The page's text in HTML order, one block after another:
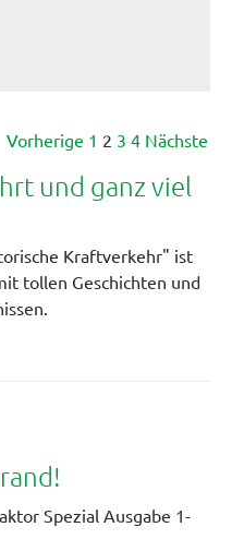
Vorherige 1 2 3 4 Nächste
und ganz viel
Kraftverkehr" ist
tollen Geschichten und
Spezial Ausgabe 1-